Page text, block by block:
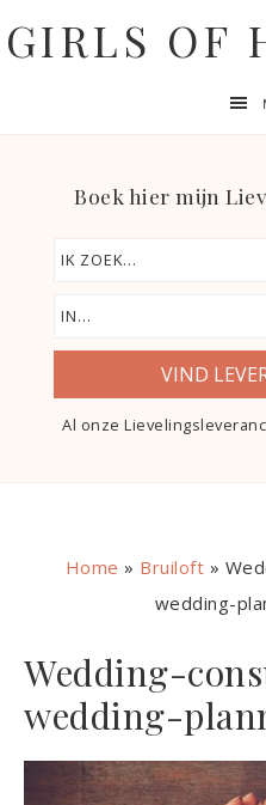
GIRLS OF
Boek hier mijn
VIND
Al onze
Home » Bruiloft »
wedding-
Wedding-
wedding-